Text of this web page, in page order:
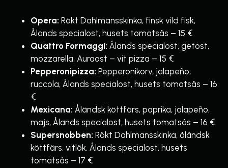
Opera: Rökt Dahlmansskinka, finsk vild fisk,
Ålands specialost, husets tomatsås – 15 €
Quattro Formaggi: Ålands specialost, getost,
mozzarella, Auraost – vit pizza – 15 €
Pepperonipizza: Pepperonikorv, jalapeño,
ruccola, Ålands specialost, husets tomatsås – 16
€
Mexicana: Åländsk köttfärs, paprika, jalapeño,
majs, Ålands specialost, husets tomatsås – 16 €
Supersnobben: Rökt Dahlmansskinka, åländsk
köttfärs, vitlök, Ålands specialost, husets
tomatsås – 17 €